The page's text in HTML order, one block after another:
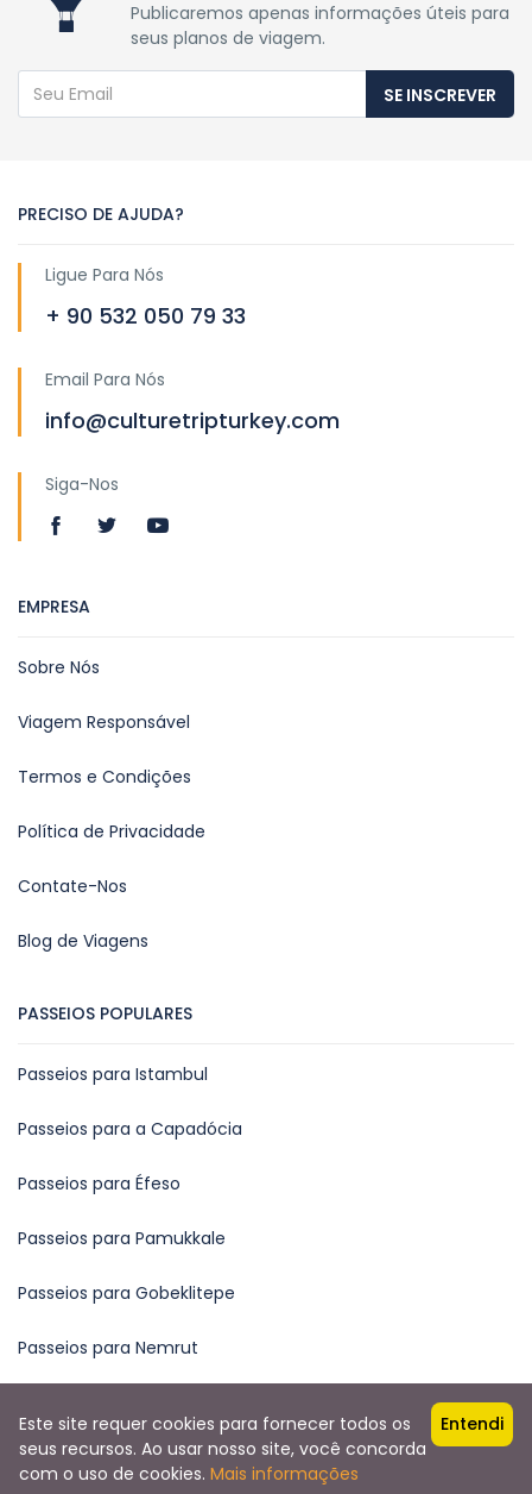
a partir de $59 WhatsApp RESERVA AGORA
Publicaremos apenas informações úteis para
seus planos de viagem.
SE INSCREVER
PRECISO DE AJUDA?
Ligue Para Nós
+ 90 532 050 79 33
Email Para Nós
info@culturetripturkey.com
Siga-Nos
EMPRESA
Sobre Nós
Viagem Responsável
Termos e Condições
Política de Privacidade
Contate-Nos
Blog de Viagens
PASSEIOS POPULARES
Passeios para Istambul
Passeios para a Capadócia
Passeios para Éfeso
Passeios para Pamukkale
Passeios para Gobeklitepe
Passeios para Nemrut
Copyright © 2023 by Bellaturca Travel
Este site requer cookies para fornecer todos os
seus recursos. Ao usar nosso site, você concorda
com o uso de cookies. Mais informações
Entendi